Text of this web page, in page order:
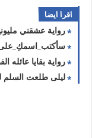
اقرا ايضا
رواية عشقني
سأكتب_اسمكِ_على_الرمال
رواية بقايا عائله
ليلى طلعت السلم